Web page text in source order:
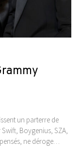
un parterre de
Boygenius, SZA,
ne déroge…